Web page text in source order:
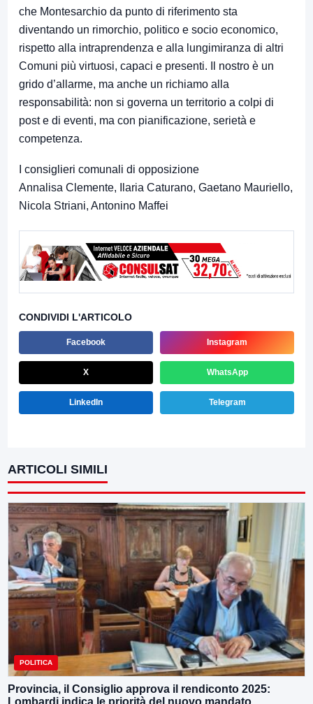
che Montesarchio da punto di riferimento sta
diventando un rimorchio, politico e socio economico,
rispetto alla intraprendenza e alla lungimiranza di altri
Comuni più virtuosi, capaci e presenti. Il nostro è un
grido d’allarme, ma anche un richiamo alla
responsabilità: non si governa un territorio a colpi di
post e di eventi, ma con pianificazione, serietà e
competenza.
I consiglieri comunali di opposizione
Annalisa Clemente, Ilaria Caturano, Gaetano Mauriello,
Nicola Striani, Antonino Maffei
CONDIVIDI L'ARTICOLO
Facebook Instagram
X WhatsApp
LinkedIn Telegram
ARTICOLI SIMILI
POLITICA
Provincia, il Consiglio approva il rendiconto 2025:
Lombardi indica le priorità del nuovo mandato